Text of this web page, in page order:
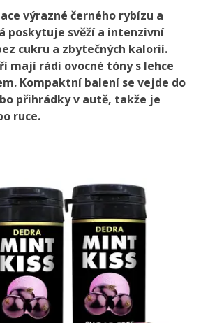
výrazné černého rybízu a
poskytuje svěží a intenzivní
cukru a zbytečných kalorií.
mají rádi ovocné tóny s lehce
Kompaktní balení se vejde do
přihrádky v autě, takže je
ruce.